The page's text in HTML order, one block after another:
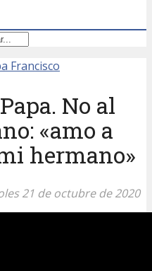
Francisco
No al
«amo a
hermano»
21 de octubre de 2020